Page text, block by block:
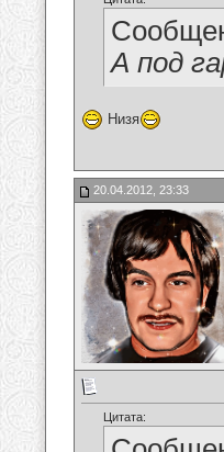
А под
Низя
20.04.2012, 23:33
Цитата: